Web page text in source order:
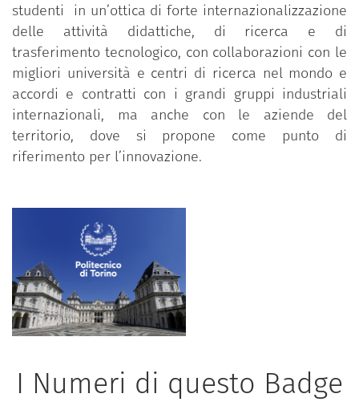
studenti in un’ottica di forte internazionalizzazione
delle attività didattiche, di ricerca e di
trasferimento tecnologico, con collaborazioni con le
migliori università e centri di ricerca nel mondo e
accordi e contratti con i grandi gruppi industriali
internazionali, ma anche con le aziende del
territorio, dove si propone come punto di
riferimento per l’innovazione.
I Numeri di questo Badge